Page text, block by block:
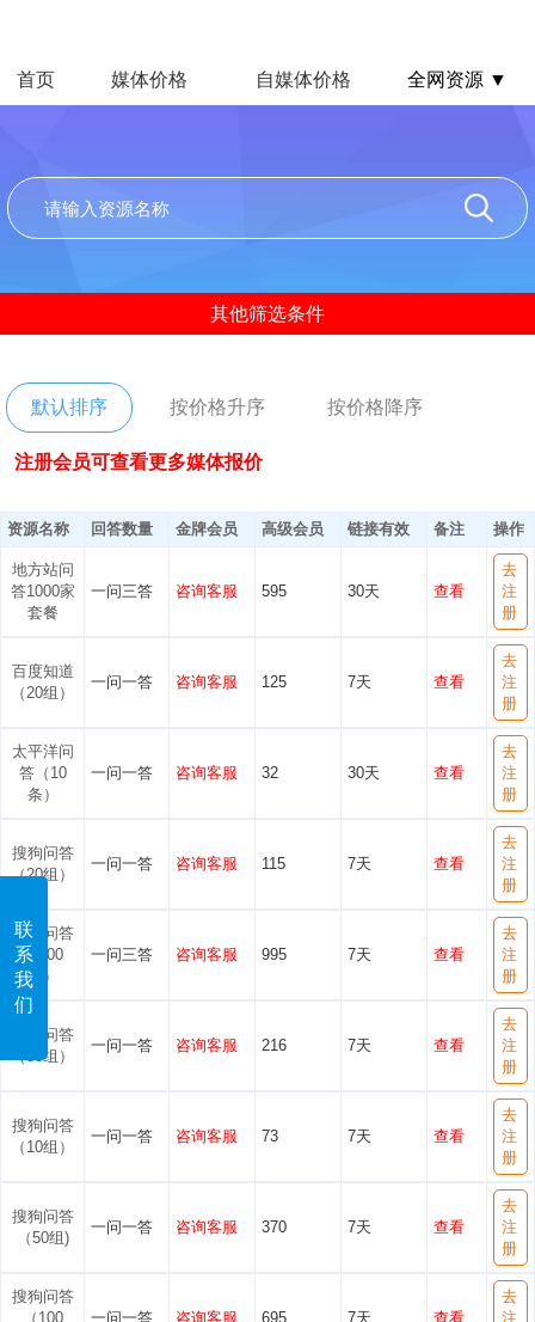
联
系
我
们
首页 媒体价格 自媒体价格 全网资源 ▼
其他筛选条件
默认排序 按价格升序 按价格降序
注册会员可查看更多媒体报价
资源名称 回答数量 金牌会员 高级会员 链接有效 备注 操作
地方站问
答1000家
套餐
一问三答 咨询客服 595 30天 查看
去
注
册
百度知道
（20组）
一问一答 咨询客服 125 7天 查看
去
注
册
太平洋问
答（10
条）
一问一答 咨询客服 32 30天 查看
去
注
册
搜狗问答
（20组）
一问一答 咨询客服 115 7天 查看
去
注
册
搜狗问答
（100
组）
一问三答 咨询客服 995 7天 查看
去
注
册
搜狗问答
（30组）
一问一答 咨询客服 216 7天 查看
去
注
册
搜狗问答
（10组）
一问一答 咨询客服 73 7天 查看
去
注
册
搜狗问答
（50组)
一问一答 咨询客服 370 7天 查看
去
注
册
搜狗问答
（100
一问一答 咨询客服 695 7天 查看
去
注